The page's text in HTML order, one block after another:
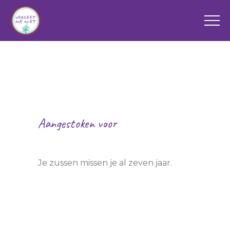
Aangestoken voor
Je zussen missen je al zeven jaar.